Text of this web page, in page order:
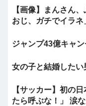
【画像】まんさん
おじ、ガチでイラネ
ジャンプ43億キャン
女の子と結婚した
【サッカー】初の
たら呼ぶな！」 涙